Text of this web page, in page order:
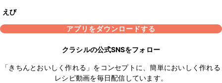
えび
アプリをダウンロードする
クラシルの公式SNSをフォロー
「きちんとおいしく作れる」をコンセプトに、簡単においしく作れる
レシピ動画を毎日配信しています。